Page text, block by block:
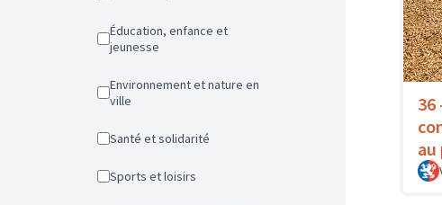
Éducation, enfance et
jeunesse
Environnement et nature en
ville
Santé et solidarité
Sports et loisirs
36
au